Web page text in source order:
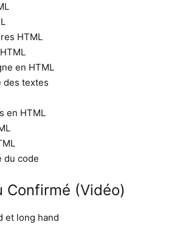
HTML
en HTML
des textes
en HTML
du code
Confirmé (Vidéo)
et long hand